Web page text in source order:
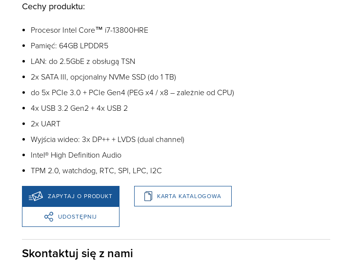
Cechy produktu:
Procesor Intel Core™ i7-13800HRE
Pamięć: 64GB LPDDR5
LAN: do 2.5GbE z obsługą TSN
2x SATA III, opcjonalny NVMe SSD (do 1 TB)
do 5x PCIe 3.0 + PCIe Gen4 (PEG x4 / x8 – zależnie od CPU)
4x USB 3.2 Gen2 + 4x USB 2
2x UART
Wyjścia wideo: 3x DP++ + LVDS (dual channel)
Intel® High Definition Audio
TPM 2.0, watchdog, RTC, SPI, LPC, I2C
ZAPYTAJ O PRODUKT KARTA KATALOGOWA
UDOSTĘPNIJ
Skontaktuj się z nami